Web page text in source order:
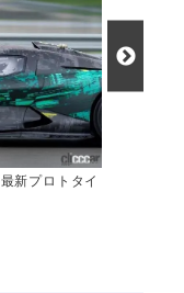
新プロトタイ